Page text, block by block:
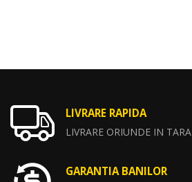
LIVRARE RAPIDA
LIVRARE ORIUNDE IN TARA
GARANTIA BANILOR